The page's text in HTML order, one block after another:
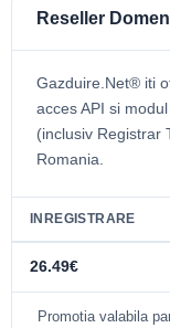
Reseller
Gazduire.Net® iti
acces API si
(inclusiv Registrar
Romania.
INREGISTRARE
26.49€
Promotia valabila